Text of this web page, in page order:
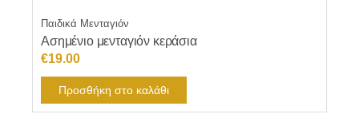
Παιδικά Μενταγιόν
Ασημένιο μενταγιόν κεράσια
€19.00
Προσθήκη στο καλάθι